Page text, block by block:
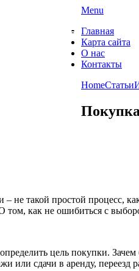
Menu
Главная
Карта сайта
О нас
Контакты
HomeСтатьи
не такой простой процесс,
как не ошибиться с
цель покупки.
или сдачи в аренду, переезд